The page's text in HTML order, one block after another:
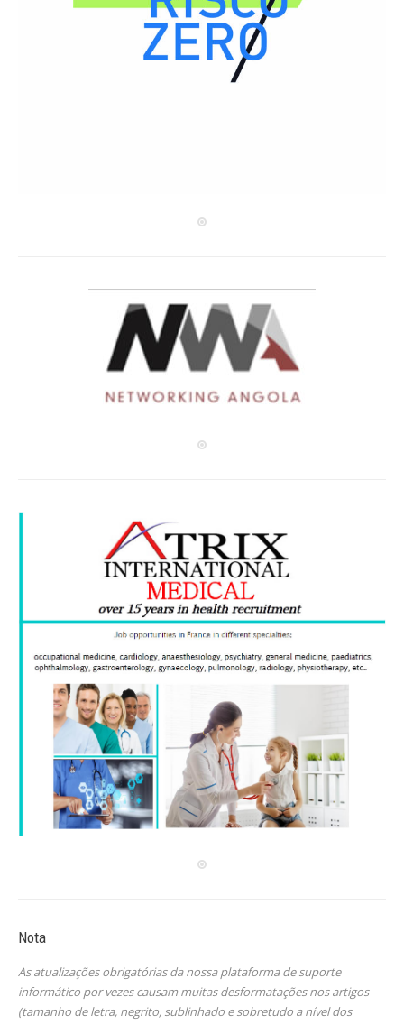
Nota
As atualizações obrigatórias da nossa plataforma de suporte
informático por vezes causam muitas desformatações nos artigos
(tamanho de letra, negrito, sublinhado e sobretudo a nível dos